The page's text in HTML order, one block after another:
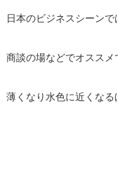
日本のビジネスシーンで
商談の場などでオススメ
薄くなり水色に近くなる